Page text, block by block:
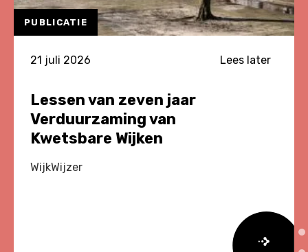
PUBLICATIE
21 juli 2026 Lees later
Lessen van zeven jaar
Verduurzaming van
Kwetsbare Wijken
WijkWijzer